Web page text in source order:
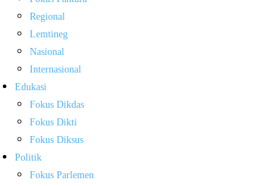
Regional
Lemtineg
Nasional
Internasional
Edukasi
Fokus Dikdas
Fokus Dikti
Fokus Diksus
Politik
Fokus Parlemen